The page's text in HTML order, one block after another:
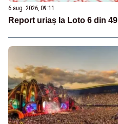
6 aug. 2026, 09:11
Report uriaș la Loto 6 din 49